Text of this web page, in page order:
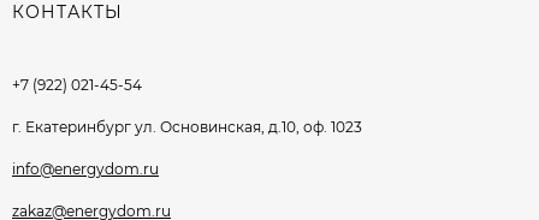
КОНТАКТЫ
+7 (922) 021-45-54
г. Екатеринбург ул. Основинская, д.10, оф. 1023
info@energydom.ru
zakaz@energydom.ru